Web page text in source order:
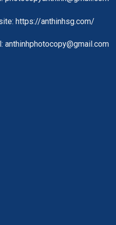
https://anthinhsg.com/
anthinhphotocopy@gmail.com